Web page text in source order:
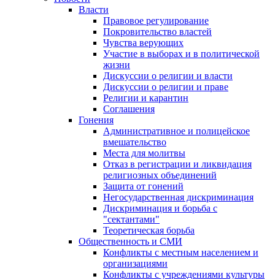
Власти
Правовое регулирование
Покровительство властей
Чувства верующих
Участие в выборах и в политической
жизни
Дискуссии о религии и власти
Дискуссии о религии и праве
Религии и карантин
Соглашения
Гонения
Административное и полицейское
вмешательство
Места для молитвы
Отказ в регистрации и ликвидация
религиозных объединений
Защита от гонений
Негосударственная дискриминация
Дискриминация и борьба с
"сектантами"
Теоретическая борьба
Общественность и СМИ
Конфликты с местным населением и
организациями
Конфликты с учреждениями культуры